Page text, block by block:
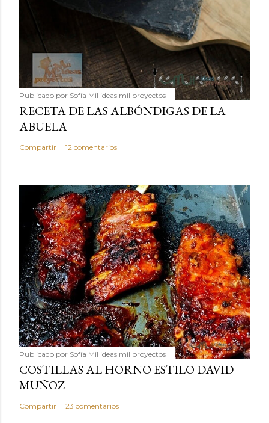
Publicado por Sofía Mil ideas mil proyectos
RECETA DE LAS ALBÓNDIGAS DE LA
ABUELA
Compartir 12 comentarios
Publicado por Sofía Mil ideas mil proyectos
COSTILLAS AL HORNO ESTILO DAVID
MUÑOZ
Compartir 23 comentarios